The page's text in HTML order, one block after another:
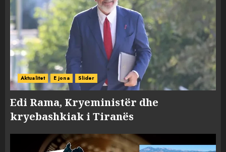
Aktualitet E jona Slider
Edi Rama, Kryeministër dhe
kryebashkiak i Tiranës